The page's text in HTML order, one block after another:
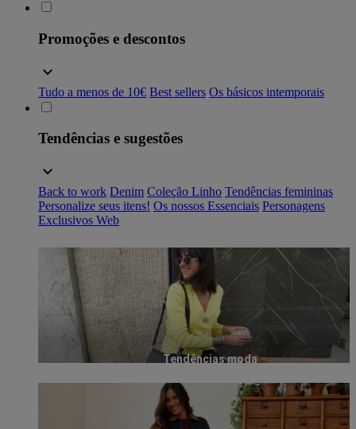
Promoções e descontos
Tudo a menos de 10€ Best sellers Os básicos intemporais
Tendências e sugestões
Back to work Denim Coleção Linho Tendências femininas
Personalize seus itens! Os nossos Essenciais Personagens
Exclusivos Web
Tendências moda